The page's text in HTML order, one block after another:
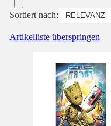
Sortiert nach:
Artikelliste überspringen